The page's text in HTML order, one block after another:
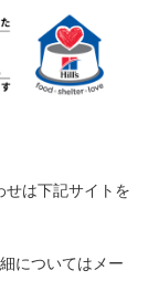
は下記サイトを
についてはメー